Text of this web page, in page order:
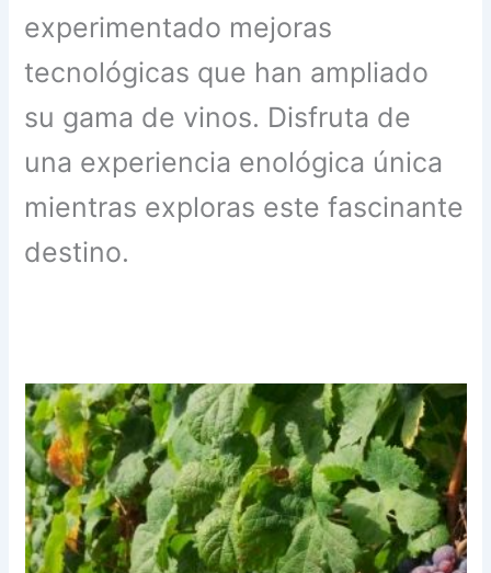
experimentado mejoras
tecnológicas que han ampliado
su gama de vinos. Disfruta de
una experiencia enológica única
mientras exploras este fascinante
destino.